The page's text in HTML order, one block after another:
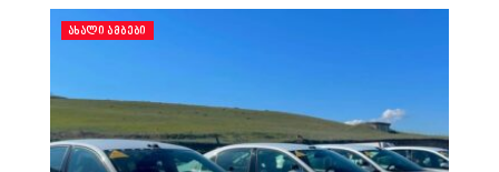
ᲐᲮᲐᲚᲘ ᲐᲛᲑᲔᲑᲘ